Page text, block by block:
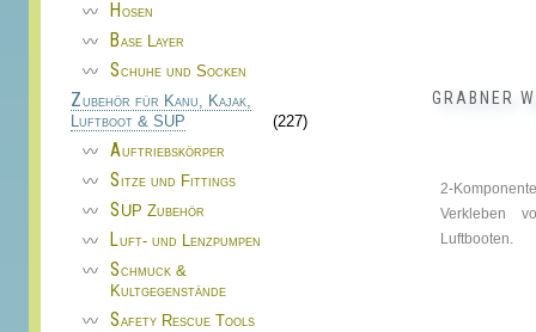
GRABNER
2-
Verkleben
Luftbooten.
Hosen
Base Layer
Schuhe und Socken
Zubehör für Kanu, Kajak,
Luftboot & SUP
(227)
Auftriebskörper
Sitze und Fittings
SUP Zubehör
Luft- und Lenzpumpen
Schmuck &
Kultgegenstände
Safety Rescue Tools